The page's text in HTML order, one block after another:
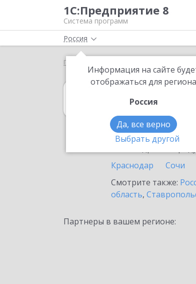
1С:Предприятие 8
Система программ
Россия
Информация на сайте
отображаться для региона
Россия
Да, все верно
Выбрать другой
Главная
в Каневской
Ознакомьтесь с
Краснодар
Сочи
Смотрите также:
область,
Партнеры в вашем регионе: